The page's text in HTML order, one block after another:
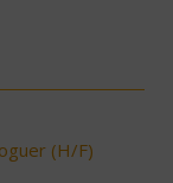
(H/F)